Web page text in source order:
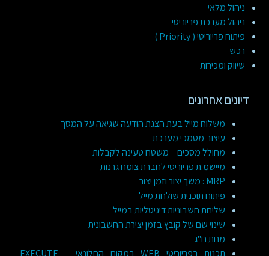
ניהול מלאי
ניהול מערכת פריוריטי
פיתוח פריוריטי ( Priority )
רכש
שיווק ומכירות
דיונים אחרונים
משלוח מייל בעת הצגת הודעה שגיאה על המסך
עיצוב מסמכי מערכת
מחולל מסכים – משטח טעינה לקבלות
מיישמ.ת פריוריטי לחברת צומח גרנות
MRP : משך יצור וזמן יצור
פיתוח תוכנית שולחת מייל
שליחת חשבוניות דיגיטליות במייל
שינוי שם של קובץ בזמן יצירת החשבונית
מנות ח"ג
תכנות בפריוריטי WEB במקום החלונאי – EXECUTE